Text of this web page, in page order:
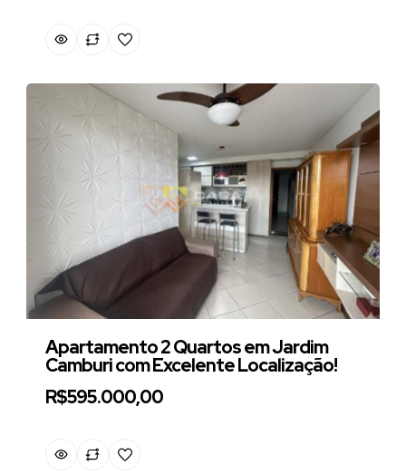
Apartamento 2 Quartos em Jardim
Camburi com Excelente Localização!
R$595.000,00